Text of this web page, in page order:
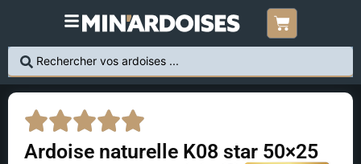
Ardoise naturelle K08 star 50×25